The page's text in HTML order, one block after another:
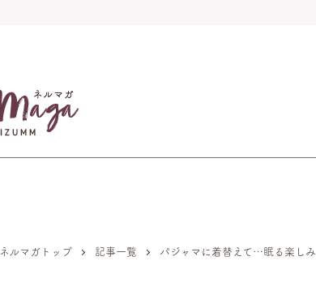
ネルマガトップ 記事一覧 パジャマに着替えて…眠る楽しみ